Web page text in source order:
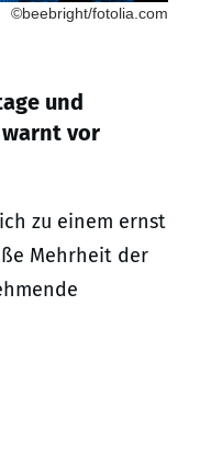
©beebright/fotolia.com
und
vor
zu einem ernst
Mehrheit der